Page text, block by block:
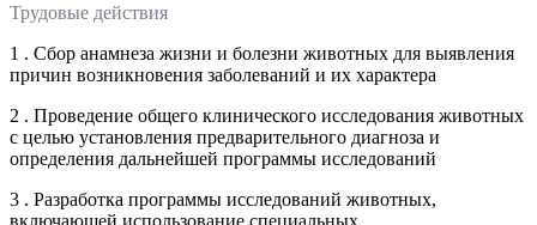
Трудовые действия
1 . Сбор анамнеза жизни и болезни животных для выявления
причин возникновения заболеваний и их характера
2 . Проведение общего клинического исследования животных
с целью установления предварительного диагноза и
определения дальнейшей программы исследований
3 . Разработка программы исследований животных,
включающей использование специальных